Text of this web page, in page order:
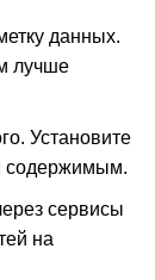
данных.
лучше
Установите
содержимым.
сервисы
на